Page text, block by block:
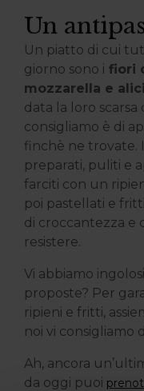
Un
Un piatto di cui
giorno sono i fiori
mozzarella e alici
data la loro scarsa
consigliamo è di
finchè ne trovate.
preparati, puliti e
farciti con un
poi pastellati e
di croccantezza e
resistere.
Vi abbiamo
proposte? Per
ripieni e fritti,
noi vi consigliamo
Ah, ancora
da oggi puoi